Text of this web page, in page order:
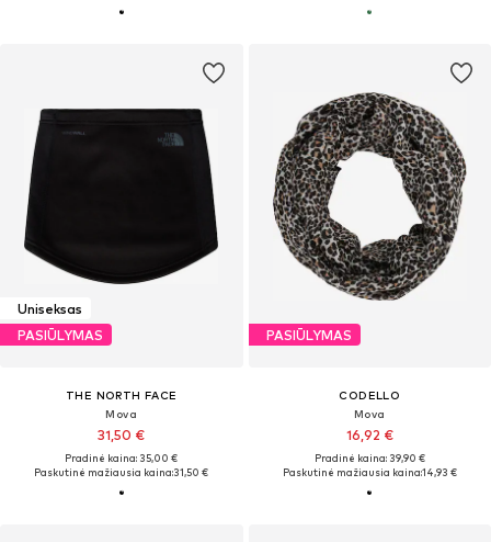
Uniseksas
PASIŪLYMAS
THE NORTH FACE
Mova
31,50 €
Pradinė kaina: 35,00 €
Paskutinė mažiausia kaina:31,50 €
PASIŪLYMAS
CODELLO
Mova
16,92 €
Pradinė kaina: 39,90 €
Paskutinė mažiausia kaina:14,93 €